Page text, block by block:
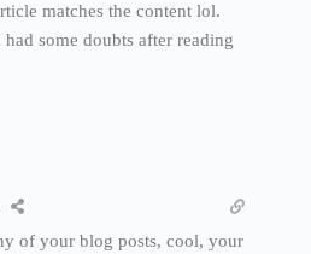
matches the content lol.
some doubts after reading
of your blog posts, cool, your